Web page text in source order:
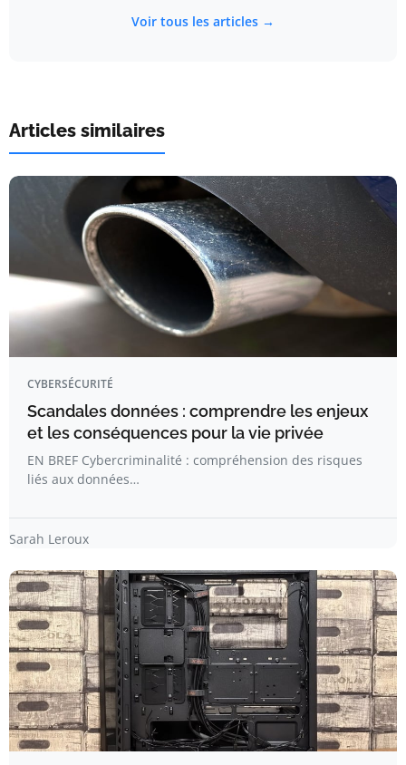
Voir tous les articles →
Articles similaires
CYBERSÉCURITÉ
Scandales données : comprendre les enjeux
et les conséquences pour la vie privée
EN BREF Cybercriminalité : compréhension des risques
liés aux données…
Sarah Leroux